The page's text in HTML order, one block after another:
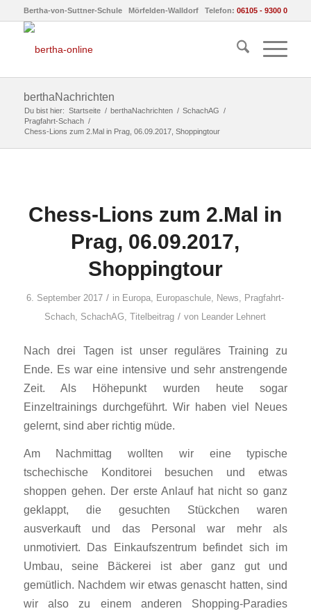
Bertha-von-Suttner-Schule Mörfelden-Walldorf Telefon: 06105 - 9300 0
berthaNachrichten
Du bist hier: Startseite / berthaNachrichten / SchachAG /
Pragfahrt-Schach /
Chess-Lions zum 2.Mal in Prag, 06.09.2017, Shoppingtour
Chess-Lions zum 2.Mal in
Prag, 06.09.2017,
Shoppingtour
6. September 2017 / in Europa, Europaschule, News, Pragfahrt-
Schach, SchachAG,Titelbeitrag / von Leander Lehnert
Nach drei Tagen ist unser reguläres Training zu
Ende. Es war eine intensive und sehr anstrengende
Zeit. Als Höhepunkt wurden heute sogar
Einzeltrainings durchgeführt. Wir haben viel Neues
gelernt, sind aber richtig müde.
Am Nachmittag wollten wir eine typische
tschechische Konditorei besuchen und etwas
shoppen gehen. Der erste Anlauf hat nicht so ganz
geklappt, die gesuchten Stückchen waren
ausverkauft und das Personal war mehr als
unmotiviert. Das Einkaufszentrum befindet sich im
Umbau, seine Bäckerei ist aber ganz gut und
gemütlich. Nachdem wir etwas genascht hatten, sind
wir also zu einem anderen Shopping-Paradies